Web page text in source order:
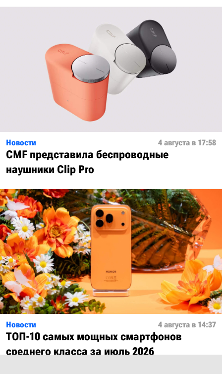
Новости 4 августа в 17:58
CMF представила беспроводные
наушники Clip Pro
Новости 4 августа в 14:37
ТОП-10 самых мощных смартфонов
среднего класса за июль 2026